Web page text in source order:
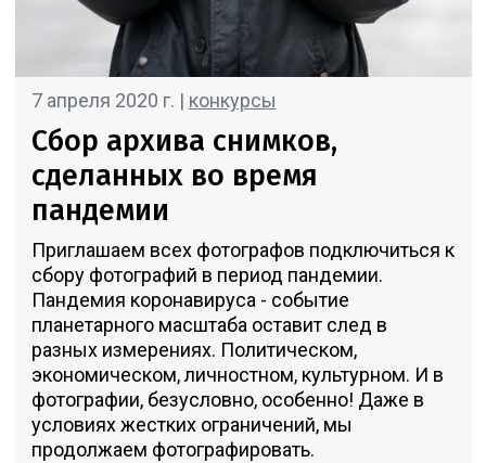
7 апреля 2020 г. | конкурсы
Сбор архива снимков,
сделанных во время
пандемии
Приглашаем всех фотографов подключиться к
сбору фотографий в период пандемии.
Пандемия коронавируса - событие
планетарного масштаба оставит след в
разных измерениях. Политическом,
экономическом, личностном, культурном. И в
фотографии, безусловно, особенно! Даже в
условиях жестких ограничений, мы
продолжаем фотографировать.